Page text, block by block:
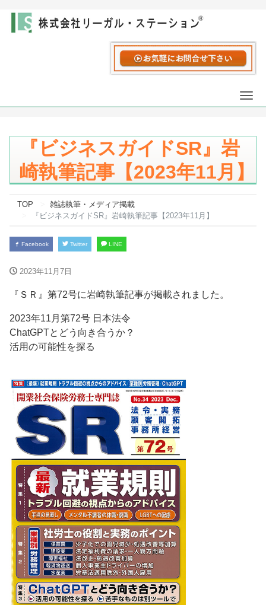
『ビジネスガイドSR』岩
崎執筆記事【2023年11月】
TOP
雑誌執筆・メディア掲載
『ビジネスガイドSR』岩崎執筆記事【2023年11月】
Facebook Twitter LINE
2023年11月7日
『ＳＲ』第72号に岩崎執筆記事が掲載されました。
2023年11月第72号 日本法令
ChatGPTとどう向き合うか？
活用の可能性を探る